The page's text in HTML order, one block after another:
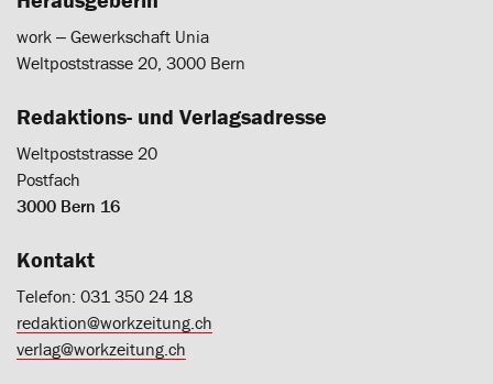
work ‒ Gewerkschaft Unia
Weltpoststrasse 20, 3000 Bern
Redaktions- und Verlagsadresse
Weltpoststrasse 20
Postfach
3000 Bern 16
Kontakt
Telefon: 031 350 24 18
redaktion@workzeitung.ch
verlag@workzeitung.ch